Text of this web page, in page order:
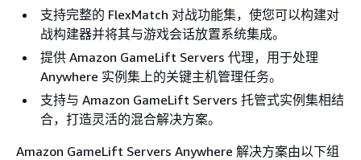
支持完整的 FlexMatch 对战功能集，使您可以构建对
战构建器并将其与游戏会话放置系统集成。
提供 Amazon GameLift Servers 代理，用于处理
Anywhere 实例集上的关键主机管理任务。
支持与 Amazon GameLift Servers 托管式实例集相结
合，打造灵活的混合解决方案。
Amazon GameLift Servers Anywhere 解决方案由以下组